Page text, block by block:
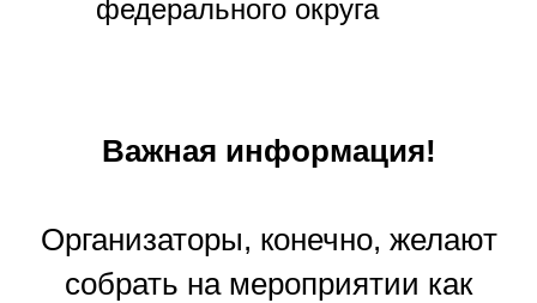
федерального округа
Важная информация!
Организаторы, конечно, желают
собрать на мероприятии как